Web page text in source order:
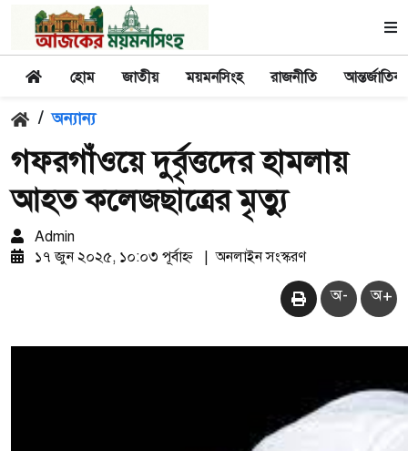
হোম জাতীয় ময়মনসিংহ রাজনীতি আন্তর্জাতিক
/ অন্যান্য
গফরগাঁওয়ে দুর্বৃত্তদের হামলায়
আহত কলেজছাত্রের মৃত্যু
Admin
১৭ জুন ২০২৫, ১০:০৩ পূর্বাহ্ন
অনলাইন সংস্করণ
অ- অ+